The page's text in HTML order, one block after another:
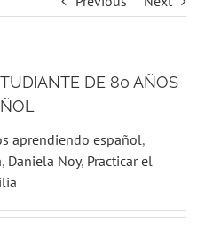
DE 80 AÑOS
aprendiendo español,
, Daniela Noy, Practicar el